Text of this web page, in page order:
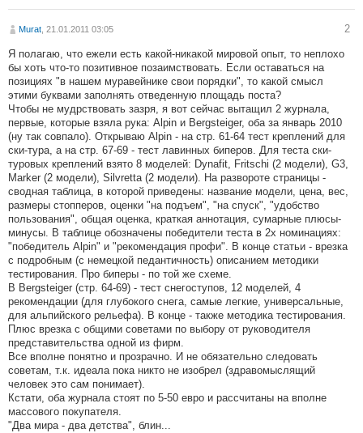
Murat , 21.01.2011 03:05 2
Я полагаю, что ежели есть какой-никакой мировой опыт, то неплохо
бы хоть что-то позитивное позаимствовать. Если оставаться на
позициях "в нашем муравейнике свои порядки", то какой смысл
этими буквами заполнять отведенную площадь поста?
Чтобы не мудрствовать зазря, я вот сейчас вытащил 2 журнала,
первые, которые взяла рука: Alpin и Bergsteiger, оба за январь 2010
(ну так совпало). Открываю Alpin - на стр. 61-64 тест креплений для
ски-тура, а на стр. 67-69 - тест лавинных биперов. Для теста ски-
туровых креплений взято 8 моделей: Dynafit, Fritschi (2 модели), G3,
Marker (2 модели), Silvretta (2 модели). На развороте страницы -
сводная таблица, в которой приведены: название модели, цена, вес,
размеры стопперов, оценки "на подъем", "на спуск", "удобство
пользования", общая оценка, краткая аннотация, сумарные плюсы-
минусы. В таблице обозначены победители теста в 2х номинациях:
"победитель Alpin" и "рекомендация профи". В конце статьи - врезка
с подробным (с немецкой педантичность) описанием методики
тестирования. Про биперы - по той же схеме.
В Bergsteiger (стр. 64-69) - тест снегоступов, 12 моделей, 4
рекомендации (для глубокого снега, самые легкие, универсальные,
для альпийского рельефа). В конце - также методика тестирования.
Плюс врезка с общими советами по выбору от руководителя
представительства одной из фирм.
Все вполне понятно и прозрачно. И не обязательно следовать
советам, т.к. идеала пока никто не изобрел (здравомыслящий
человек это сам понимает).
Кстати, оба журнала стоят по 5-50 евро и рассчитаны на вполне
массового покупателя.
"Два мира - два детства", блин...